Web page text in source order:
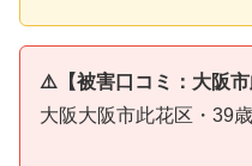
⚠️【被害口コミ：大阪市
大阪大阪市此花区・39